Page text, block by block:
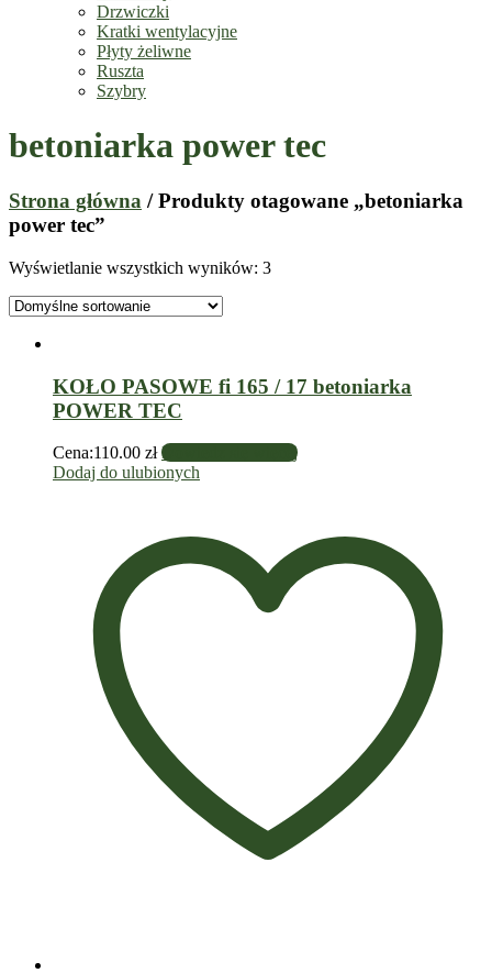
Drzwiczki
Kratki wentylacyjne
Płyty żeliwne
Ruszta
Szybry
betoniarka power tec
Strona główna / Produkty otagowane „betoniarka
power tec”
Wyświetlanie wszystkich wyników: 3
KOŁO PASOWE fi 165 / 17 betoniarka
POWER TEC
Cena:110.00 zł Dowiedz się więcej
Dodaj do ulubionych